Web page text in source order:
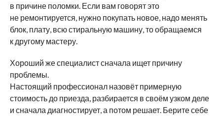
в причине поломки. Если вам говорят это
не ремонтируется, нужно покупать новое, надо менять
блок, плату, всю стиральную машину, то обращаемся
к другому мастеру.
Хороший же специалист сначала ищет причину
проблемы.
Настоящий профессионал назовёт примерную
стоимость до приезда, разбирается в своём узком деле
и сначала диагностирует, а потом решает. Берите себе